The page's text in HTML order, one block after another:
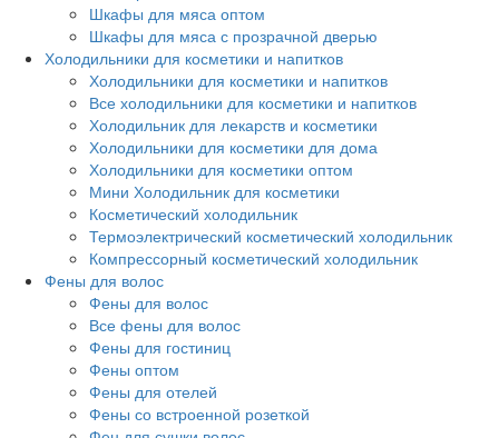
Шкафы для мяса оптом
Шкафы для мяса с прозрачной дверью
Холодильники для косметики и напитков
Холодильники для косметики и напитков
Все холодильники для косметики и напитков
Холодильник для лекарств и косметики
Холодильники для косметики для дома
Холодильники для косметики оптом
Мини Холодильник для косметики
Косметический холодильник
Термоэлектрический косметический холодильник
Компрессорный косметический холодильник
Фены для волос
Фены для волос
Все фены для волос
Фены для гостиниц
Фены оптом
Фены для отелей
Фены со встроенной розеткой